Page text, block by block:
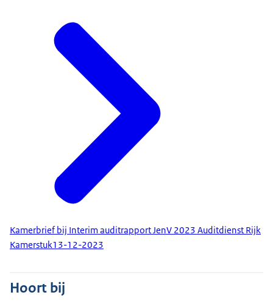
Kamerbrief bij Interim auditrapport JenV 2023 Auditdienst Rijk
Kamerstuk13-12-2023
Hoort bij